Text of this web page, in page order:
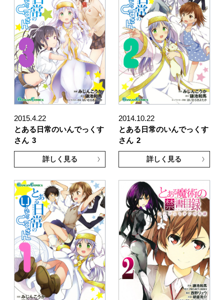
2015.4.22
とある日常のいんでっくす
さん 3
詳しく見る
2014.10.22
とある日常のいんでっくす
さん 2
詳しく見る